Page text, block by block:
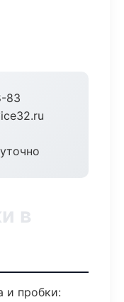
83
в
и пробки: